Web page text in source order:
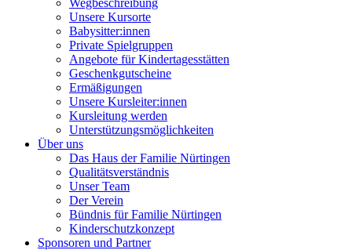
Wegbeschreibung
Unsere Kursorte
Babysitter:innen
Private Spielgruppen
Angebote für Kindertagesstätten
Geschenkgutscheine
Ermäßigungen
Unsere Kursleiter:innen
Kursleitung werden
Unterstützungsmöglichkeiten
Über uns
Das Haus der Familie Nürtingen
Qualitätsverständnis
Unser Team
Der Verein
Bündnis für Familie Nürtingen
Kinderschutzkonzept
Sponsoren und Partner